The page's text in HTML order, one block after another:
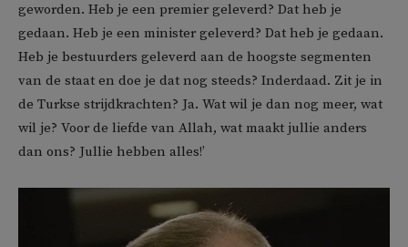
geworden. Heb je een premier geleverd? Dat heb je
gedaan. Heb je een minister geleverd? Dat heb je gedaan.
Heb je bestuurders geleverd aan de hoogste segmenten
van de staat en doe je dat nog steeds? Inderdaad. Zit je in
de Turkse strijdkrachten? Ja. Wat wil je dan nog meer, wat
wil je? Voor de liefde van Allah, wat maakt jullie anders
dan ons? Jullie hebben alles!’